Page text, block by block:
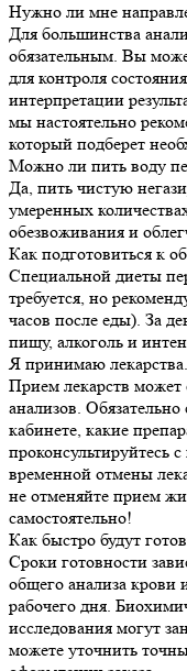
Нужно ли мне
Для большинства
обязательным. Вы
для контроля
интерпретации
мы настоятельно
который подберет
Можно ли пить воду
Да, пить чистую
умеренных
обезвоживания и
Как подготовиться к
Специальной диеты
требуется, но
часов после еды). За
пищу, алкоголь и
Я принимаю
Прием лекарств может
анализов.
кабинете, какие
проконсультируйтесь
временной отмены
не отменяйте прием
самостоятельно!
Как быстро будут
Сроки готовности
общего анализа крови
рабочего дня.
исследования могут
можете уточнить